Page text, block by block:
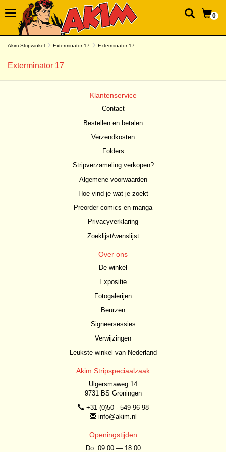
0
Akim Stripwinkel Exterminator 17 Exterminator 17
Exterminator 17
Klantenservice
Contact
Bestellen en betalen
Verzendkosten
Folders
Stripverzameling verkopen?
Algemene voorwaarden
Hoe vind je wat je zoekt
Preorder comics en manga
Privacyverklaring
Zoeklijst/wenslijst
Over ons
De winkel
Expositie
Fotogalerijen
Beurzen
Signeersessies
Verwijzingen
Leukste winkel van Nederland
Akim Stripspeciaalzaak
Ulgersmaweg 14
9731 BS Groningen
+31 (0)50 - 549 96 98
info@akim.nl
Openingstijden
Do. 09:00 — 18:00